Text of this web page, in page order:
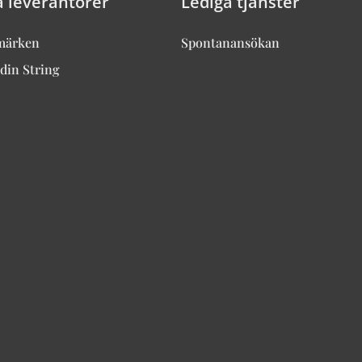
String
Spontanansökan